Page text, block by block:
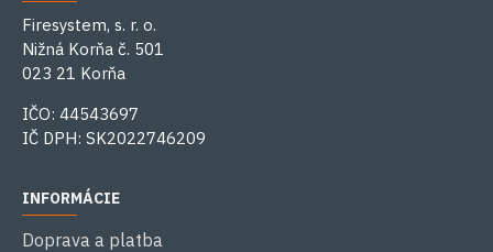
Firesystem, s. r. o.
Nižná Korňa č. 501
023 21 Korňa
IČO: 44543697
IČ DPH: SK2022746209
INFORMÁCIE
Doprava a platba